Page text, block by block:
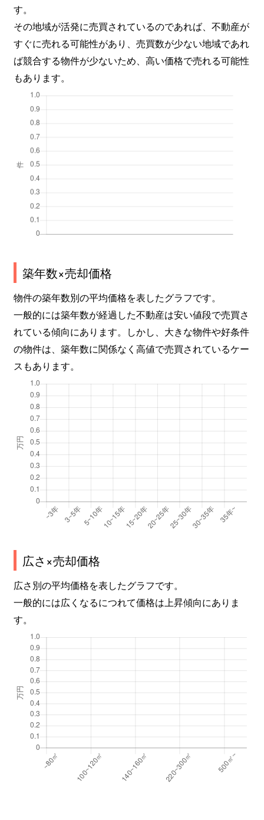
す。
その地域が活発に売買されているのであれば、不動産が
すぐに売れる可能性があり、売買数が少ない地域であれ
ば競合する物件が少ないため、高い価格で売れる可能性
もあります。
築年数×売却価格
物件の築年数別の平均価格を表したグラフです。
一般的には築年数が経過した不動産は安い値段で売買さ
れている傾向にあります。しかし、大きな物件や好条件
の物件は、築年数に関係なく高値で売買されているケー
スもあります。
広さ×売却価格
広さ別の平均価格を表したグラフです。
一般的には広くなるにつれて価格は上昇傾向にありま
す。